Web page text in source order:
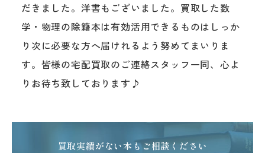
だきました。洋書もございました。買取した数
学・物理の除籍本は有効活用できるものはしっか
り次に必要な方へ届けれるよう努めてまいりま
す。皆様の宅配買取のご連絡スタッフ一同、心よ
りお待ち致しております♪
買取実績がない本もご相談ください